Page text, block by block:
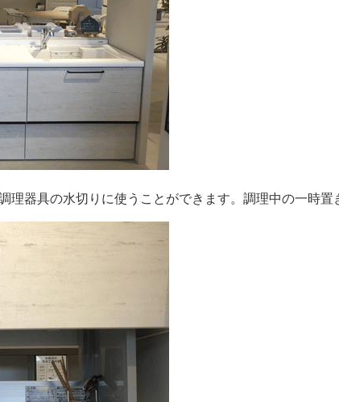
理器具の水切りに使うことができます。調理中の一時置